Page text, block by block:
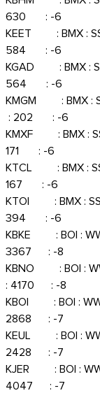
630 : -6 :
KEET : BMX :
584 : -6 :
KGAD : BMX :
564 : -6 :
KMGM : BMX :
: 202 : -6 :
KMXF : BMX :
171 : -6 :
KTCL : BMX :
167 : -6 :
KTOI : BMX :
394 : -6 :
KBKE : BOI :
3367 : -8 :
KBNO : BOI :
: 4170 : -8 :
KBOI : BOI :
2868 : -7 :
KEUL : BOI :
2428 : -7 :
KJER : BOI :
4047 : -7 :